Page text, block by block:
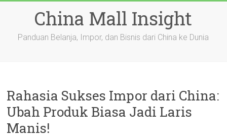
China Mall Insight
Panduan Belanja, Impor, dan Bisnis dari China ke Dunia
Rahasia Sukses Impor dari China:
Ubah Produk Biasa Jadi Laris
Manis!